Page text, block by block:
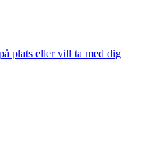
plats eller vill ta med dig